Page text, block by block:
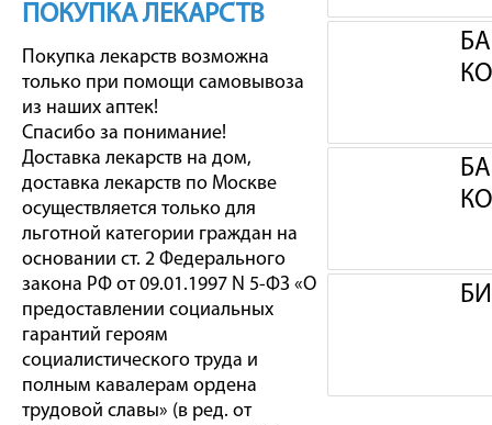
ПОКУПКА ЛЕКАРСТВ
Покупка лекарств возможна
только при помощи самовывоза
из наших аптек!
Спасибо за понимание!
Доставка лекарств на дом,
доставка лекарств по Москве
осуществляется только для
льготной категории граждан на
основании ст. 2 Федерального
закона РФ от 09.01.1997 N 5-ФЗ «О
предоставлении социальных
гарантий героям
социалистического труда и
полным кавалерам ордена
трудовой славы» (в ред. от